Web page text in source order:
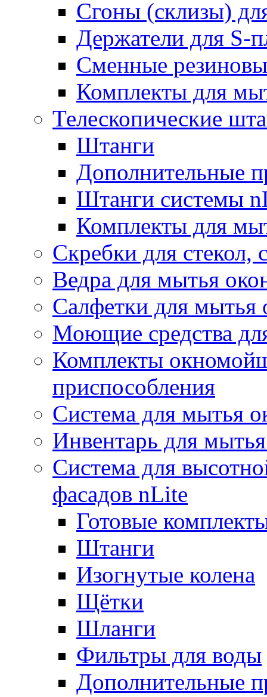
Сгоны (склизы)
Держатели для S-
Сменные
Комплекты для
Телескопические
Штанги
Дополнительные
Штанги системы
Комплекты для
Скребки для стекол,
Ведра для мытья
Салфетки для мытья
Моющие средства
Комплекты
приспособления
Система для мытья
Инвентарь для
Система для
фасадов nLite
Готовые
Штанги
Изогнутые колена
Щётки
Шланги
Фильтры для воды
Дополнительные